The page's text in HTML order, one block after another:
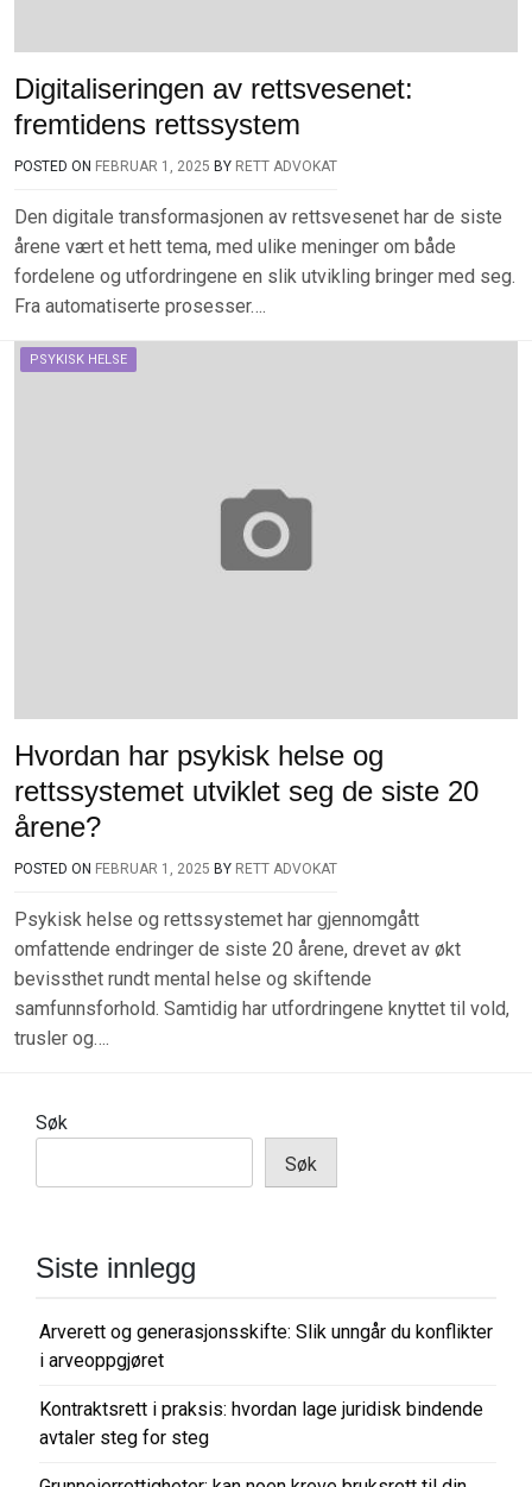
Digitaliseringen av rettsvesenet:
fremtidens rettssystem
POSTED ON FEBRUAR 1, 2025 BY RETT ADVOKAT
Den digitale transformasjonen av rettsvesenet har de siste
årene vært et hett tema, med ulike meninger om både
fordelene og utfordringene en slik utvikling bringer med seg.
Fra automatiserte prosesser….
PSYKISK HELSE
Hvordan har psykisk helse og
rettssystemet utviklet seg de siste 20
årene?
POSTED ON FEBRUAR 1, 2025 BY RETT ADVOKAT
Psykisk helse og rettssystemet har gjennomgått
omfattende endringer de siste 20 årene, drevet av økt
bevissthet rundt mental helse og skiftende
samfunnsforhold. Samtidig har utfordringene knyttet til vold,
trusler og….
Søk
Søk
Siste innlegg
Arverett og generasjonsskifte: Slik unngår du konflikter
i arveoppgjøret
Kontraktsrett i praksis: hvordan lage juridisk bindende
avtaler steg for steg